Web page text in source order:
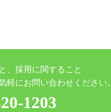
、採用に関すること
軽にお問い合わせください。
1203